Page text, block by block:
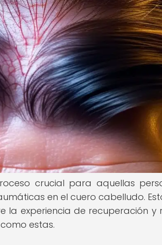
crucial para aquellas
en el cuero cabelludo.
la experiencia de recuperación y
estas.